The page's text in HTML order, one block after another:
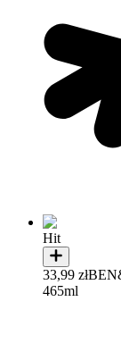
Hit
33,99 zł
465ml